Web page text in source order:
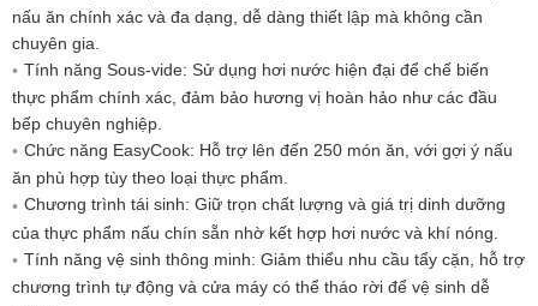
Số lượng ngôn ngữ hiển thị: 22
CircleSlider
Phương pháp đo lường và tính
toán: EN60350-1
Đầu ra - chế độ chờ tắt: 1 tuần
Đầu ra - chế độ chờ: 1 tuần
Tiêu thụ khi tắt: 0,5W
Tự động ngắt điện khi bật mạng: 2 tuần
Nguồn sáng phải được thay thế bởi một
nấu ăn chính xác và đa dạng, dễ dàng thiết lập mà không cần
chuyên gia.
Tính năng Sous-vide: Sử dụng hơi nước hiện đại để chế biến
thực phẩm chính xác, đảm bảo hương vị hoàn hảo như các đầu
bếp chuyên nghiệp.
Chức năng EasyCook: Hỗ trợ lên đến 250 món ăn, với gợi ý nấu
ăn phù hợp tùy theo loại thực phẩm.
Chương trình tái sinh: Giữ trọn chất lượng và giá trị dinh dưỡng
của thực phẩm nấu chín sẵn nhờ kết hợp hơi nước và khí nóng.
Tính năng vệ sinh thông minh: Giảm thiểu nhu cầu tẩy cặn, hỗ trợ
chương trình tự động và cửa máy có thể tháo rời để vệ sinh dễ